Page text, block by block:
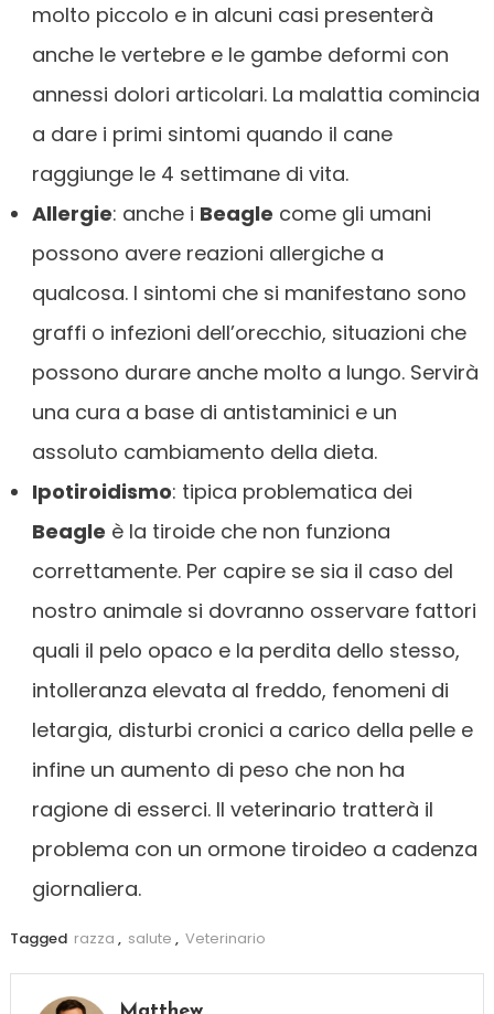
molto piccolo e in alcuni casi presenterà
anche le vertebre e le gambe deformi con
annessi dolori articolari. La malattia comincia
a dare i primi sintomi quando il cane
raggiunge le 4 settimane di vita.
Allergie: anche i Beagle come gli umani
possono avere reazioni allergiche a
qualcosa. I sintomi che si manifestano sono
graffi o infezioni dell’orecchio, situazioni che
possono durare anche molto a lungo. Servirà
una cura a base di antistaminici e un
assoluto cambiamento della dieta.
Ipotiroidismo: tipica problematica dei
Beagle è la tiroide che non funziona
correttamente. Per capire se sia il caso del
nostro animale si dovranno osservare fattori
quali il pelo opaco e la perdita dello stesso,
intolleranza elevata al freddo, fenomeni di
letargia, disturbi cronici a carico della pelle e
infine un aumento di peso che non ha
ragione di esserci. Il veterinario tratterà il
problema con un ormone tiroideo a cadenza
giornaliera.
Tagged razza , salute , Veterinario